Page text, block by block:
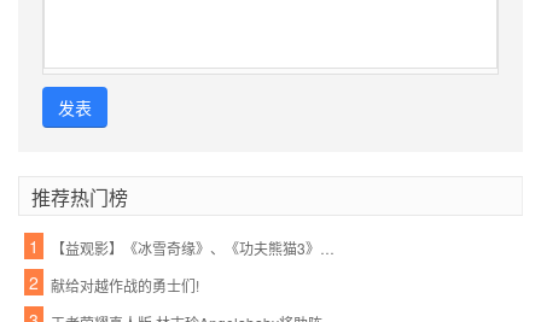
发表
推荐热门榜
1 【益观影】《冰雪奇缘》、《功夫熊猫3》周末影院约起!亲情的魔力,勇士的必胜绝招!
2 献给对越作战的勇士们!